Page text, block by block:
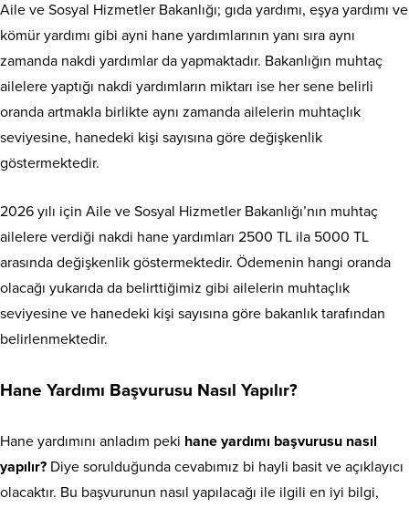
Aile ve Sosyal Hizmetler Bakanlığı; gıda yardımı, eşya yardımı ve
kömür yardımı gibi ayni hane yardımlarının yanı sıra aynı
zamanda nakdi yardımlar da yapmaktadır. Bakanlığın muhtaç
ailelere yaptığı nakdi yardımların miktarı ise her sene belirli
oranda artmakla birlikte aynı zamanda ailelerin muhtaçlık
seviyesine, hanedeki kişi sayısına göre değişkenlik
göstermektedir.
2026 yılı için Aile ve Sosyal Hizmetler Bakanlığı’nın muhtaç
ailelere verdiği nakdi hane yardımları 2500 TL ila 5000 TL
arasında değişkenlik göstermektedir. Ödemenin hangi oranda
olacağı yukarıda da belirttiğimiz gibi ailelerin muhtaçlık
seviyesine ve hanedeki kişi sayısına göre bakanlık tarafından
belirlenmektedir.
Hane Yardımı Başvurusu Nasıl Yapılır?
Hane yardımını anladım peki hane yardımı başvurusu nasıl
yapılır? Diye sorulduğunda cevabımız bi hayli basit ve açıklayıcı
olacaktır. Bu başvurunun nasıl yapılacağı ile ilgili en iyi bilgi,